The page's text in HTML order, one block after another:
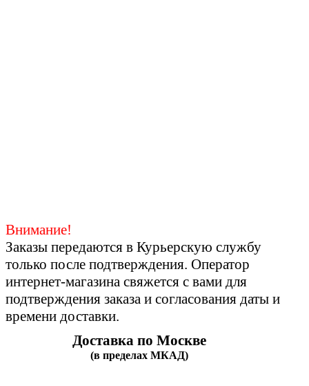
Внимание!
Заказы передаются в Курьерскую службу
только после подтверждения. Оператор
интернет-магазина свяжется с вами для
подтверждения заказа и согласования даты и
времени доставки.
Доставка по Москве
(в пределах МКАД)